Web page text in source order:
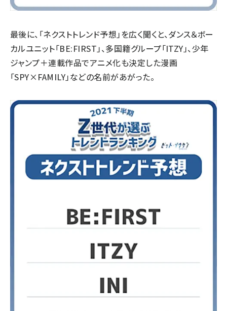
最後に、「ネクストトレンド予想」を広く聞くと、ダンス＆ボー
カルユニット「BE:FIRST」、多国籍グループ「ITZY」、少年
ジャンプ＋連載作品でアニメ化も決定した漫画
「SPY×FAMILY」などの名前があがった。